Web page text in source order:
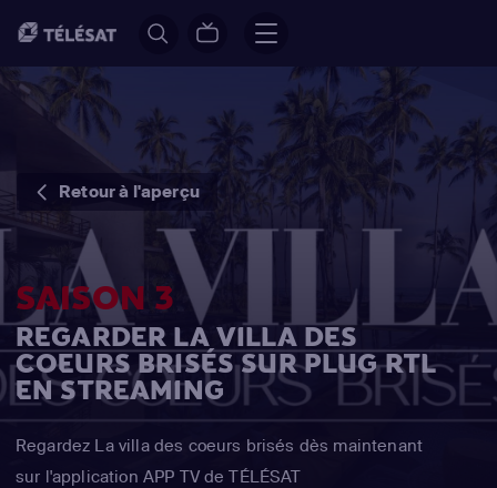
Retour à l'aperçu
SAISON 3
REGARDER LA VILLA DES
COEURS BRISÉS SUR PLUG RTL
EN STREAMING
Regardez La villa des coeurs brisés dès maintenant
sur l'application APP TV de TÉLÉSAT